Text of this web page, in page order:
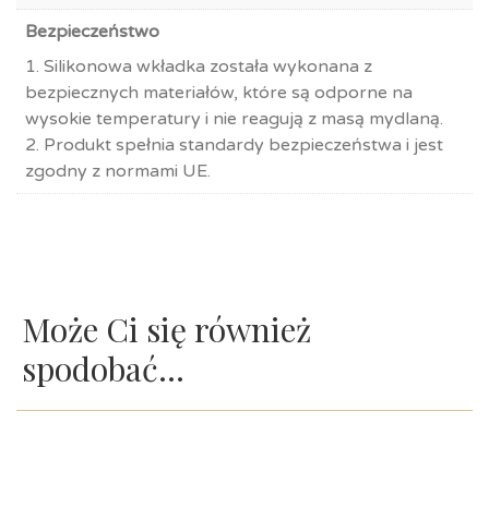
Bezpieczeństwo
1. Silikonowa wkładka została wykonana z
bezpiecznych materiałów, które są odporne na
wysokie temperatury i nie reagują z masą mydlaną.
2. Produkt spełnia standardy bezpieczeństwa i jest
zgodny z normami UE.
Może Ci się również
spodobać…